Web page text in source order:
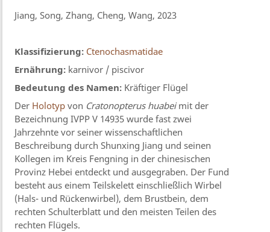
Jiang, Song, Zhang, Cheng, Wang, 2023
Klassifizierung: Ctenochasmatidae
Ernährung: karnivor / piscivor
Bedeutung des Namen: Kräftiger Flügel
Der Holotyp von Cratonopterus huabeimit der
Bezeichnung IVPP V 14935 wurde fast zwei
Jahrzehnte vor seiner wissenschaftlichen
Beschreibung durch Shunxing Jiang und seinen
Kollegen im Kreis Fengning in der chinesischen
Provinz Hebei entdeckt und ausgegraben. Der Fund
besteht aus einem Teilskelett einschließlich Wirbel
(Hals- und Rückenwirbel), dem Brustbein, dem
rechten Schulterblatt und den meisten Teilen des
rechten Flügels.